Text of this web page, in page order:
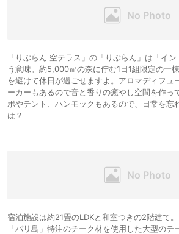
「りぶらん 空テラス」の「りぶらん」は「イ
う意味。約5,000㎡の森に佇む1日1組限定の一
を避けて休日が過ごせますよ。アロマディフ
ーカーもあるので音と香りの癒やし空間を作っ
ボやテント、ハンモックもあるので、日常を忘
は？
宿泊施設は約21畳のLDKと和室つきの2階建て
「バリ島」特注のチーク材を使用した大型の